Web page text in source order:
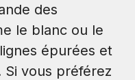
des
le blanc ou le
épurées et
Si vous préférez